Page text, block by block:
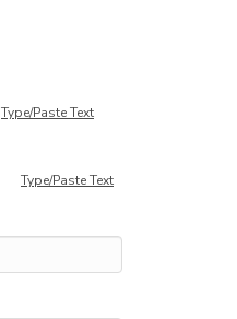
Type/Paste Text
Type/Paste Text